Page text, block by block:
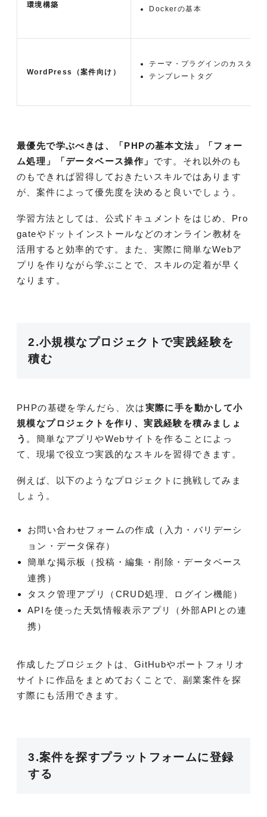
環境構築
Dockerの基本
WordPress （案件向け）
テーマ・プラグインのカスタマ
テンプレートタグ
最優先で学ぶべきは、「PHPの基本文法」「フォー
ム処理」「データベース操作」 です。それ以外のも
のもできれば習得しておきたいスキルではあります
が、案件によって優先度を決めると良いでしょう。
学習方法としては、公式ドキュメントをはじめ、Pro
gateやドットインストールなどのオンライン教材を
活用すると効率的です。また、実際に簡単なWebア
プリを作りながら学ぶことで、スキルの定着が早く
なります。
2.小規模なプロジェクトで実践経験を
積む
PHPの基礎を学んだら、次は実際に手を動かして小
規模なプロジェクトを作り、実践経験を積みましょ
う 。簡単なアプリやWebサイトを作ることによっ
て、現場で役立つ実践的なスキルを習得できます。
例えば、以下のようなプロジェクトに挑戦してみま
しょう。
お問い合わせフォームの作成（入力・バリデーシ
ョン・データ保存）
簡単な掲示板（投稿・編集・削除・データベース
連携）
タスク管理アプリ（CRUD処理、ログイン機能）
APIを使った天気情報表示アプリ（外部APIとの連
携）
作成したプロジェクトは、GitHubやポートフォリオ
サイトに作品をまとめておくことで、副業案件を探
す際にも活用できます。
3.案件を探すプラットフォームに登録
する